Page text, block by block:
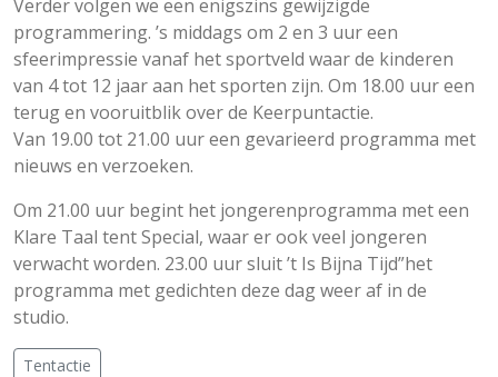
Verder volgen we een enigszins gewijzigde
programmering. ’s middags om 2 en 3 uur een
sfeerimpressie vanaf het sportveld waar de kinderen
van 4 tot 12 jaar aan het sporten zijn. Om 18.00 uur een
terug en vooruitblik over de Keerpuntactie.
Van 19.00 tot 21.00 uur een gevarieerd programma met
nieuws en verzoeken.
Om 21.00 uur begint het jongerenprogramma met een
Klare Taal tent Special, waar er ook veel jongeren
verwacht worden. 23.00 uur sluit ’t Is Bijna Tijd”het
programma met gedichten deze dag weer af in de
studio.
Tentactie